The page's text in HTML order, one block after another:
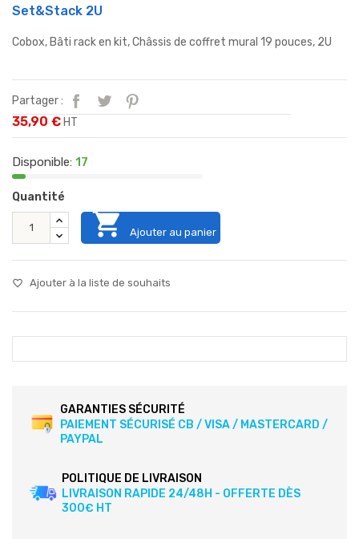
Set&Stack 2U
Cobox, Bâti rack en kit, Châssis de coffret mural 19 pouces, 2U
Partager :
35,90 € HT
Disponible: 17
Quantité
 Ajouter au panier
favorite_border Ajouter à la liste de souhaits
GARANTIES SÉCURITÉ
PAIEMENT SÉCURISÉ CB / VISA / MASTERCARD /
PAYPAL
POLITIQUE DE LIVRAISON
LIVRAISON RAPIDE 24/48H - OFFERTE DÈS
300€ HT